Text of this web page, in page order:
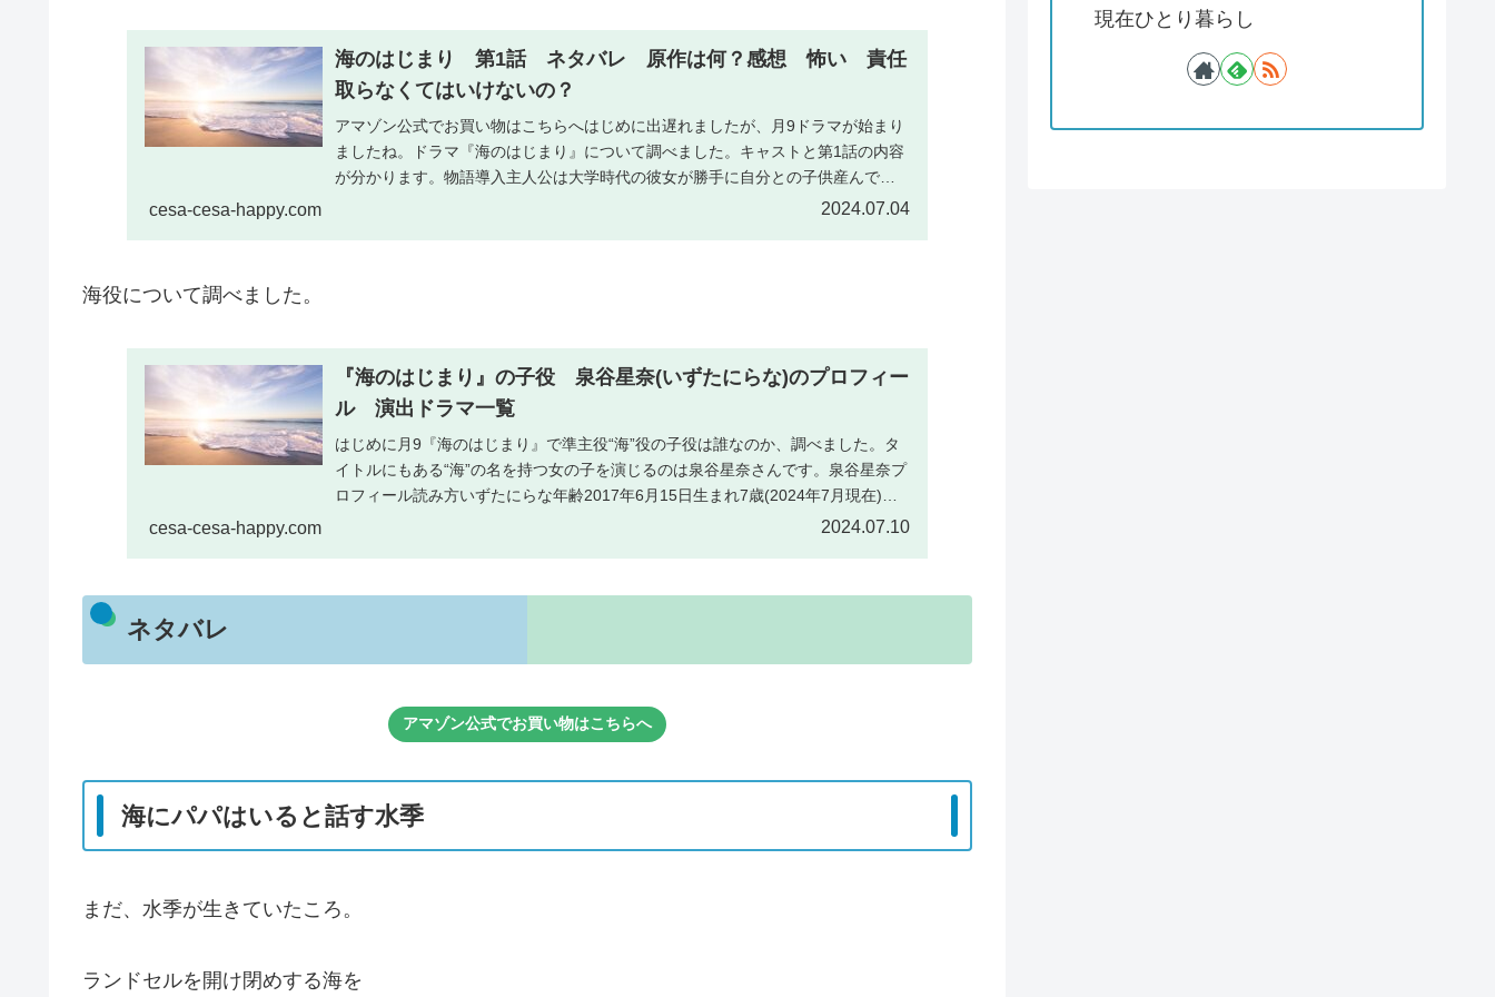
海のはじまり 第1話 ネタバレ 原作は何？感想 怖い 責任
取らなくてはいけないの？
アマゾン公式でお買い物はこちらへはじめに出遅れましたが、月9ドラマが始まり
ましたね。ドラマ『海のはじまり』について調べました。キャストと第1話の内容
が分かります。物語導入主人公は大学時代の彼女が勝手に自分との子供産んで育
cesa-cesa-happy.com 2024.07.04
海役について調べました。
『海のはじまり』の子役 泉谷星奈(いずたにらな)のプロフィー
ル 演出ドラマ一覧
はじめに月9『海のはじまり』で準主役“海”役の子役は誰なのか、調べました。タ
イトルにもある“海”の名を持つ女の子を演じるのは泉谷星奈さんです。泉谷星奈プ
ロフィール読み方いずたにらな年齢2017年6月15日生まれ7歳(2024年7月現在)ま
cesa-cesa-happy.com 2024.07.10
ネタバレ
アマゾン公式でお買い物はこちらへ
海にパパはいると話す水季
まだ、水季が生きていたころ。
ランドセルを開け閉めする海を
現在ひとり暮らし